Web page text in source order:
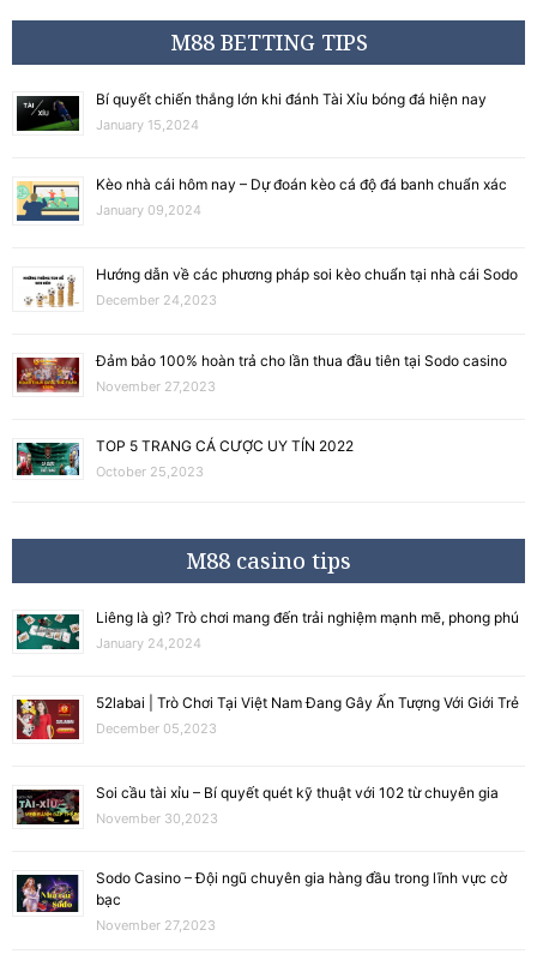
M88 BETTING TIPS
Bí quyết chiến thắng lớn khi đánh Tài Xỉu bóng đá hiện nay
January 15,2024
Kèo nhà cái hôm nay – Dự đoán kèo cá độ đá banh chuẩn xác
January 09,2024
Hướng dẫn về các phương pháp soi kèo chuẩn tại nhà cái Sodo
December 24,2023
Đảm bảo 100% hoàn trả cho lần thua đầu tiên tại Sodo casino
November 27,2023
TOP 5 TRANG CÁ CƯỢC UY TÍN 2022
October 25,2023
M88 casino tips
Liêng là gì? Trò chơi mang đến trải nghiệm mạnh mẽ, phong phú
January 24,2024
52labai | Trò Chơi Tại Việt Nam Đang Gây Ấn Tượng Với Giới Trẻ
December 05,2023
Soi cầu tài xỉu – Bí quyết quét kỹ thuật với 102 từ chuyên gia
November 30,2023
Sodo Casino – Đội ngũ chuyên gia hàng đầu trong lĩnh vực cờ
bạc
November 27,2023